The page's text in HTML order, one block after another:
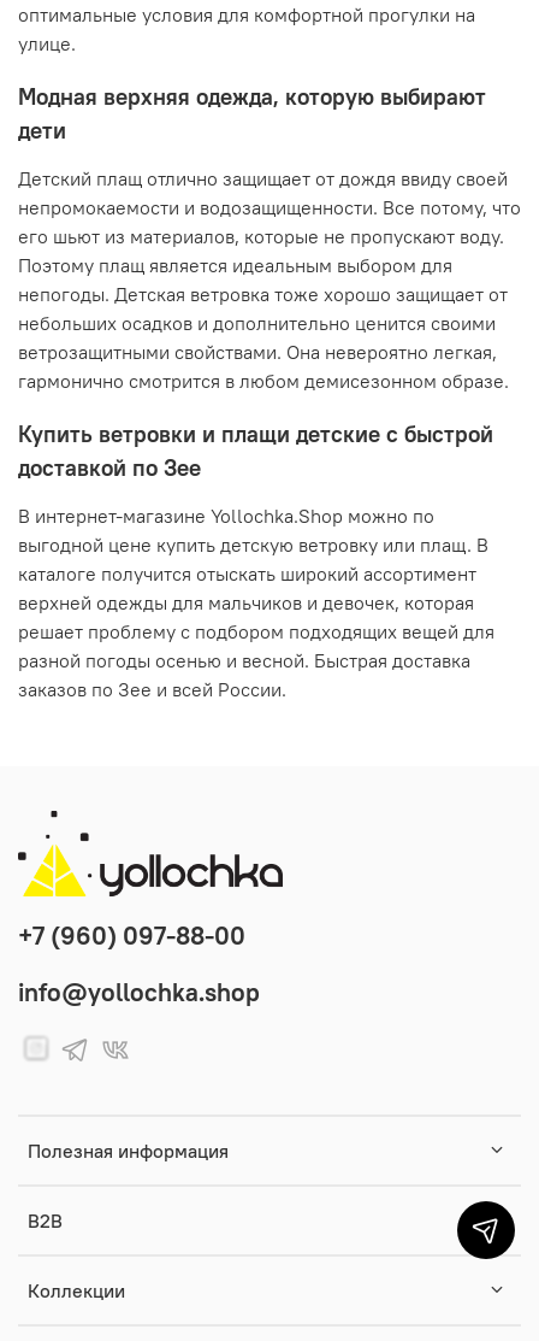
оптимальные условия для комфортной прогулки на
улице.
Модная верхняя одежда, которую выбирают
дети
Детский плащ отлично защищает от дождя ввиду своей
непромокаемости и водозащищенности. Все потому, что
его шьют из материалов, которые не пропускают воду.
Поэтому плащ является идеальным выбором для
непогоды. Детская ветровка тоже хорошо защищает от
небольших осадков и дополнительно ценится своими
ветрозащитными свойствами. Она невероятно легкая,
гармонично смотрится в любом демисезонном образе.
Купить ветровки и плащи детские с быстрой
доставкой по Зее
В интернет-магазине Yollochka.Shop можно по
выгодной цене купить детскую ветровку или плащ. В
каталоге получится отыскать широкий ассортимент
верхней одежды для мальчиков и девочек, которая
решает проблему с подбором подходящих вещей для
разной погоды осенью и весной. Быстрая доставка
заказов по Зее и всей России.
Полезная информация
B2B
Коллекции
+7 (960) 097-88-00
info@yollochka.shop